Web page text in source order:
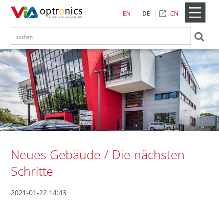
EN DE CN
Neues Gebäude / Die nächsten
Schritte
2021-01-22 14:43